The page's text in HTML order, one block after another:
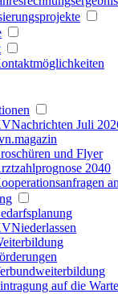
Juli
und Flyer
2040
auf die